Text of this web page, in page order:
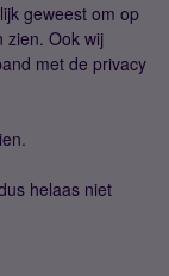
geweest om op
zien. Ook wij
met de privacy
helaas niet